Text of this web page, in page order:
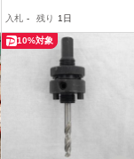
入札 - 残り 1日
10%対象